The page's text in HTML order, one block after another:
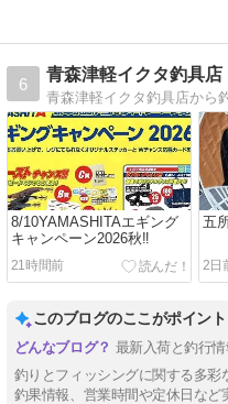
6
青森津軽イクタ釣具店
8/10YAMASHITAエギング
キャンペーン2026秋‼
21時間前
五
2日
このブログのここがポイント
最新入荷と釣行
釣りとフィッシングに関する多
釣果情報、営業時間や定休日など